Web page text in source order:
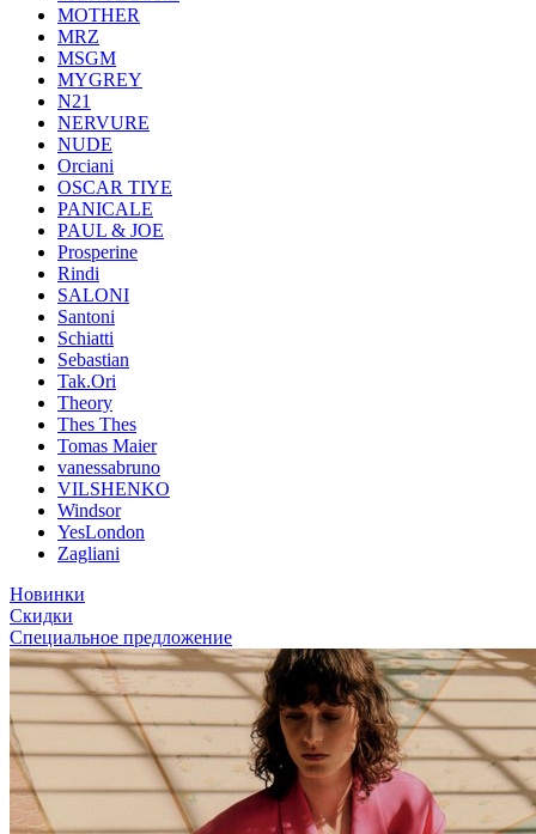
MOTHER
MRZ
MSGM
MYGREY
N21
NERVURE
NUDE
Orciani
OSCAR TIYE
PANICALE
PAUL & JOE
Prosperine
Rindi
SALONI
Santoni
Schiatti
Sebastian
Tak.Ori
Theory
Thes Thes
Tomas Maier
vanessabruno
VILSHENKO
Windsor
YesLondon
Zagliani
Новинки
Скидки
Специальное предложение